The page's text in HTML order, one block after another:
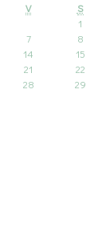
V
S
1
7
8
14
15
21
22
28
29